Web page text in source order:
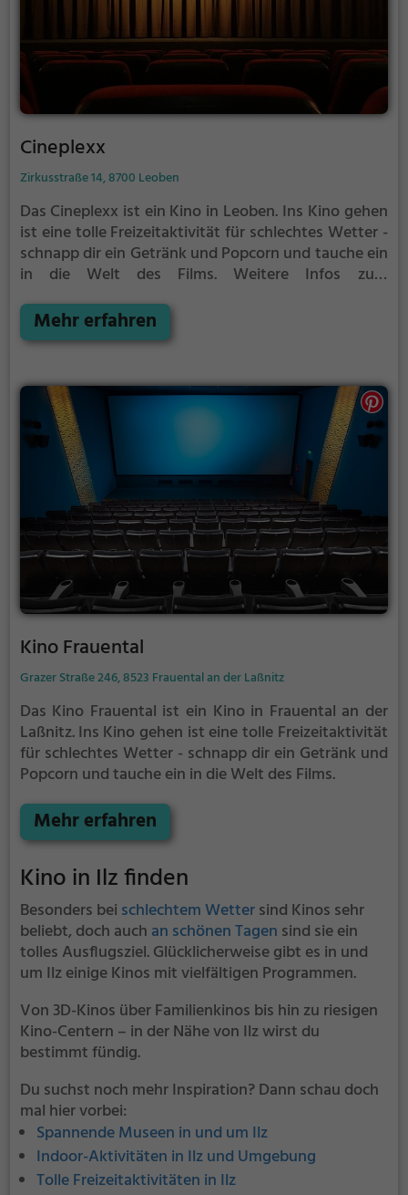
Cineplexx
Zirkusstraße 14, 8700 Leoben
Das Cineplexx ist ein Kino in Leoben. Ins Kino gehen
ist eine tolle Freizeitaktivität für schlechtes Wetter -
schnapp dir ein Getränk und Popcorn und tauche ein
in die Welt des Films. Weitere Infos zum
Tickets findest du auf der Website.
Mehr erfahren
Kino Frauental
Grazer Straße 246, 8523 Frauental an der Laßnitz
Das Kino Frauental ist ein Kino in Frauental an der
Laßnitz.Ins Kino gehen ist eine tolle Freizeitaktivität
für schlechtes Wetter - schnapp dir ein Getränk und
Popcorn und tauche ein in die Welt des Films.
Mehr erfahren
Kino in Ilz finden
Besonders bei schlechtem Wettersind Kinos sehr
beliebt, doch auch an schönen Tagen sind sie ein
tolles Ausflugsziel. Glücklicherweise gibt es in und
um Ilz einige Kinos mit vielfältigen Programmen.
Von 3D-Kinos über Familienkinos bis hin zu riesigen
Kino-Centern – in der Nähe von Ilz wirst du
bestimmt fündig.
Du suchst noch mehr Inspiration? Dann schau doch
mal hier vorbei:
Spannende Museen in und um Ilz
Indoor-Aktivitäten in Ilz und Umgebung
Tolle Freizeitaktivitäten in Ilz